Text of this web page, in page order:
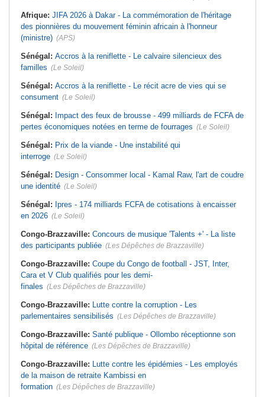
Afrique: JIFA 2026 à Dakar - La commémoration de l'héritage
des pionnières du mouvement féminin africain à l'honneur
(ministre) (APS)
Sénégal: Accros à la reniflette - Le calvaire silencieux des
familles (Le Soleil)
Sénégal: Accros à la reniflette - Le récit acre de vies qui se
consument (Le Soleil)
Sénégal: Impact des feux de brousse - 499 milliards de FCFA de
pertes économiques notées en terme de fourrages (Le Soleil)
Sénégal: Prix de la viande - Une instabilité qui
interroge (Le Soleil)
Sénégal: Design - Consommer local - Kamal Raw, l'art de coudre
une identité (Le Soleil)
Sénégal: Ipres - 174 milliards FCFA de cotisations à encaisser
en 2026 (Le Soleil)
Congo-Brazzaville: Concours de musique 'Talents +' - La liste
des participants publiée (Les Dépêches de Brazzaville)
Congo-Brazzaville: Coupe du Congo de football - JST, Inter,
Cara et V Club qualifiés pour les demi-
finales (Les Dépêches de Brazzaville)
Congo-Brazzaville: Lutte contre la corruption - Les
parlementaires sensibilisés (Les Dépêches de Brazzaville)
Congo-Brazzaville: Santé publique - Ollombo réceptionne son
hôpital de référence (Les Dépêches de Brazzaville)
Congo-Brazzaville: Lutte contre les épidémies - Les employés
de la maison de retraite Kambissi en
formation (Les Dépêches de Brazzaville)